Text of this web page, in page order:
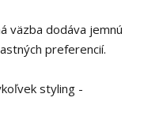
väzba dodáva jemnú
preferencií.
styling -